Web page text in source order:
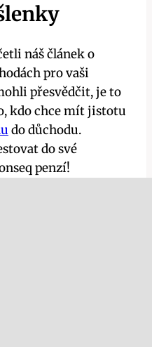
náš článek o
pro vaši
přesvědčit, je to
kdo chce mít jistotu
do důchodu.
do své
penzí!